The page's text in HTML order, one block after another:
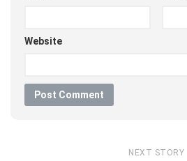
Website
NEXT STORY